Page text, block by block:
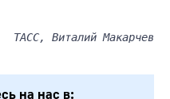
ТАСС, Виталий Макарчев
на нас в: